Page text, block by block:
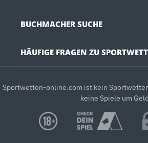
BUCHMACHER SUCHE
HÄUFIGE FRAGEN ZU
Sportwetten-online.com ist kein
keine Spiele um Geld